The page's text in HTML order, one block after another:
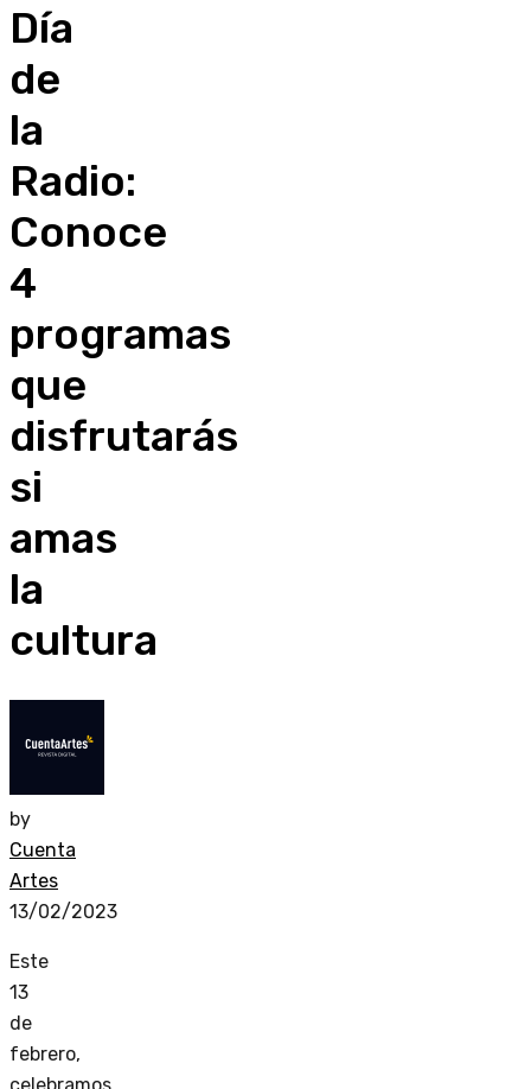
Día
de
la
Radio:
Conoce
4
programas
que
disfrutarás
si
amas
la
cultura
by
Cuenta
Artes
13/02/2023
Este
13
de
febrero,